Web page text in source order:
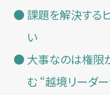
課題を解決する
い
大事なのは権限
む “越境リーダー